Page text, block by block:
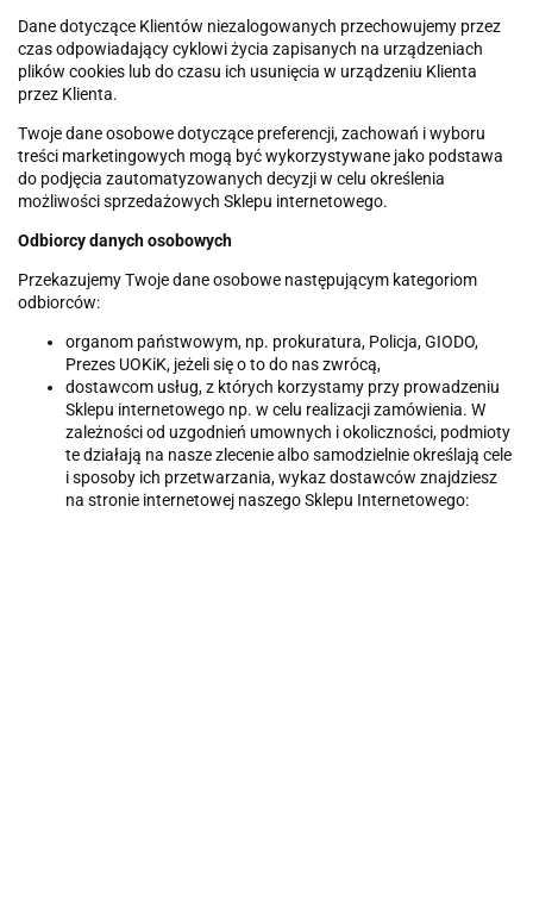
Dane dotyczące Klientów niezalogowanych przechowujemy przez
czas odpowiadający cyklowi życia zapisanych na urządzeniach
plików cookies lub do czasu ich usunięcia w urządzeniu Klienta
przez Klienta.
Twoje dane osobowe dotyczące preferencji, zachowań i wyboru
treści marketingowych mogą być wykorzystywane jako podstawa
do podjęcia zautomatyzowanych decyzji w celu określenia
możliwości sprzedażowych Sklepu internetowego.
Odbiorcy danych osobowych
Przekazujemy Twoje dane osobowe następującym kategoriom
odbiorców:
organom państwowym, np. prokuratura, Policja, GIODO,
Prezes UOKiK, jeżeli się o to do nas zwrócą,
dostawcom usług, z których korzystamy przy prowadzeniu
Sklepu internetowego np. w celu realizacji zamówienia. W
zależności od uzgodnień umownych i okoliczności, podmioty
te działają na nasze zlecenie albo samodzielnie określają cele
i sposoby ich przetwarzania, wykaz dostawców znajdziesz
na stronie internetowej naszego Sklepu Internetowego: